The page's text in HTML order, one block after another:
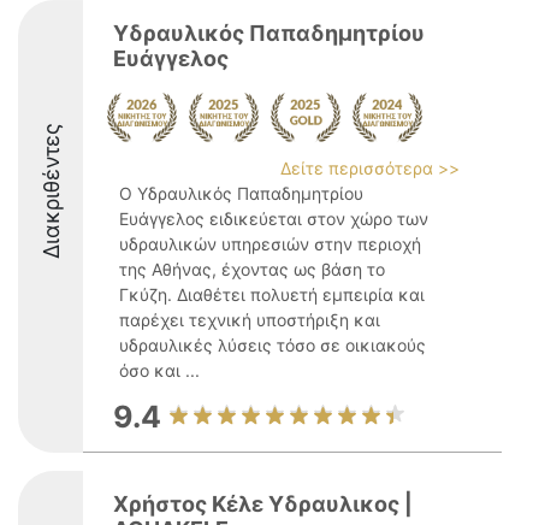
Διακριθέντες
Υδραυλικός Παπαδημητρίου
Ευάγγελος
Δείτε περισσότερα >>
Ο Υδραυλικός Παπαδημητρίου
Ευάγγελος ειδικεύεται στον χώρο των
υδραυλικών υπηρεσιών στην περιοχή
της Αθήνας, έχοντας ως βάση το
Γκύζη. Διαθέτει πολυετή εμπειρία και
παρέχει τεχνική υποστήριξη και
υδραυλικές λύσεις τόσο σε οικιακούς
όσο και ...
9.4
Χρήστος Κέλε Υδραυλικος |